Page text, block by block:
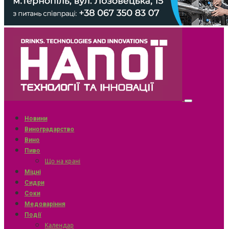
Новини
Виноградарство
Вино
Пиво
Що на крані
Міцні
Сидри
Соки
Медоваріння
Події
Календар